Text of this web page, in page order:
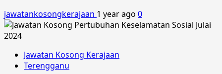
jawatankosongkerajaan 1 year ago 0
Jawatan Kosong Kerajaan
Terengganu